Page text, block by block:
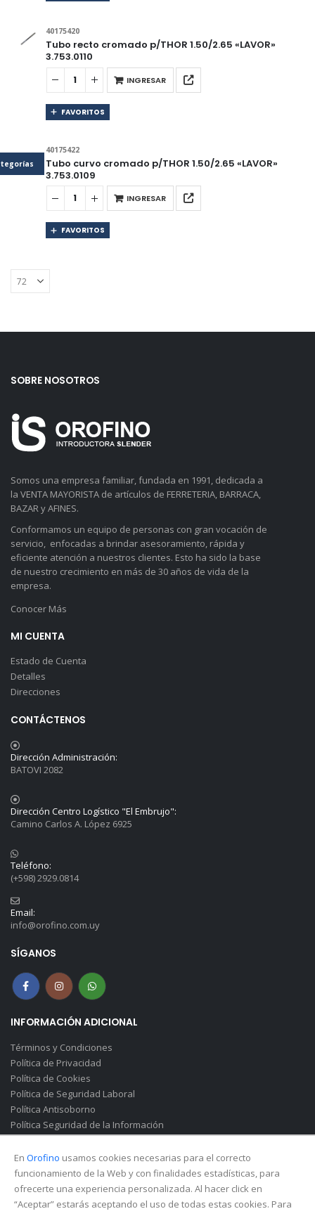
40175420
Tubo recto cromado p/THOR 1.50/2.65 «LAVOR»
3.753.0110
INGRESAR
FAVORITOS
40175422
Tubo curvo cromado p/THOR 1.50/2.65 «LAVOR»
3.753.0109
INGRESAR
FAVORITOS
SOBRE NOSOTROS
Somos una empresa familiar, fundada en 1991, dedicada a
la VENTA MAYORISTA de artículos de FERRETERIA, BARRACA,
BAZAR y AFINES.
Conformamos un equipo de personas con gran vocación de
servicio, enfocadas a brindar asesoramiento, rápida y
eficiente atención a nuestros clientes. Esto ha sido la base
de nuestro crecimiento en más de 30 años de vida de la
empresa.
Conocer Más
MI CUENTA
Estado de Cuenta
Detalles
Direcciones
CONTÁCTENOS
Dirección Administración:
BATOVI 2082
Dirección Centro Logístico "El Embrujo":
Camino Carlos A. López 6925
Teléfono:
(+598) 2929.0814
Email:
info@orofino.com.uy
SÍGANOS
INFORMACIÓN ADICIONAL
Términos y Condiciones
Política de Privacidad
Política de Cookies
Política de Seguridad Laboral
Política Antisoborno
Política Seguridad de la Información
Canal de Denuncias(Soborno)
En Orofino usamos cookies necesarias para el correcto
funcionamiento de la Web y con finalidades estadísticas, para
ofrecerte una experiencia personalizada. Al hacer click en
“Aceptar” estarás aceptando el uso de todas estas cookies. Para